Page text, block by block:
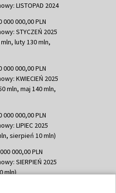
LISTOPAD 2024
000,00 PLN
STYCZEŃ 2025
luty 130 mln,
000,00 PLN
KWIECIEŃ 2025
mln, maj 140 mln,
000,00 PLN
LIPIEC 2025
sierpień 10 mln)
000,00 PLN
SIERPIEŃ 2025
mln)
051,21 PLN